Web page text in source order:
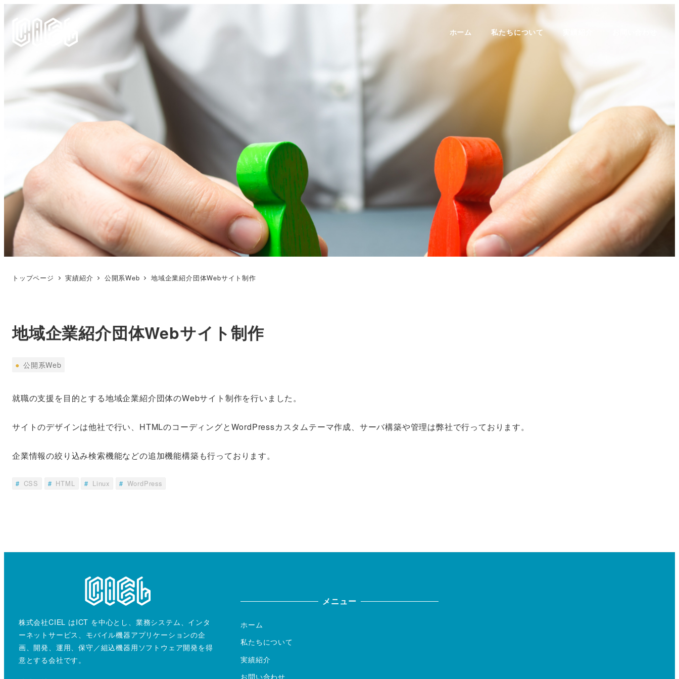
ホーム 私たちについて
トップページ 実績紹介 公開系Web 地域企業紹介団体Webサイト制作
地域企業紹介団体Webサイト制作
公
Web
● 公開系Web
就職の支援を目的とする地域企業紹介団体のWebサイト制作を行いました。
サイトのデザインは他社で行い、HTMLのコーディングとWordPressカスタムテーマ作成、サーバ構築や管理は弊社で行っております。
企業情報の絞り込み検索機能などの追加機能構築も行っております。
CSS HTML Linux WordPress
株式会社CIEL はICT を中心とし、業務システム、インタ
ーネットサービス、モバイル機器アプリケーションの企
画、開発、運用、保守／組込機器用ソフトウェア開発を得
意とする会社です。
メニュー
ホーム
私たちについて
実績紹介
お問い合わせ